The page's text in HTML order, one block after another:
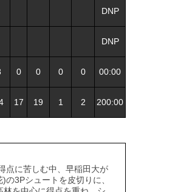
DNP
DNP
0 0 0 0 00:00
17 19 1 2 200:00
点に苦しむ中、早稲田大が
3Pシュートを皮切りに、